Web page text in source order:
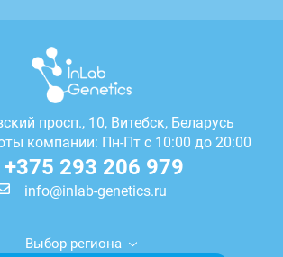
просп., 10, Витебск, Беларусь
компании: Пн-Пт с 10:00 до 20:00
+375 293 206 979
info@inlab-genetics.ru
Выбор региона